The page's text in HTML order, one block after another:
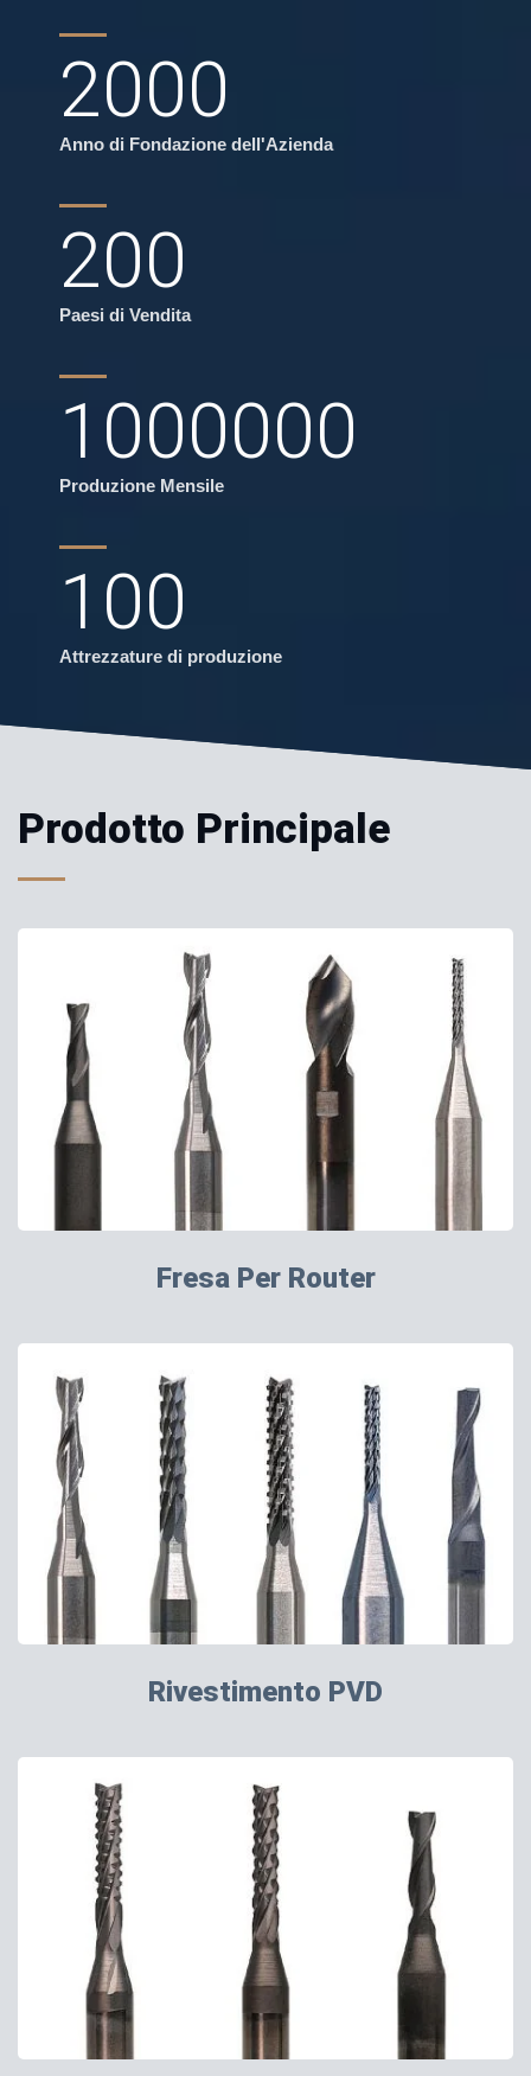
2000
Anno di Fondazione dell'Azienda
200
Paesi di Vendita
1000000
Produzione Mensile
100
Attrezzature di produzione
Prodotto Principale
Fresa Per Router
Rivestimento PVD